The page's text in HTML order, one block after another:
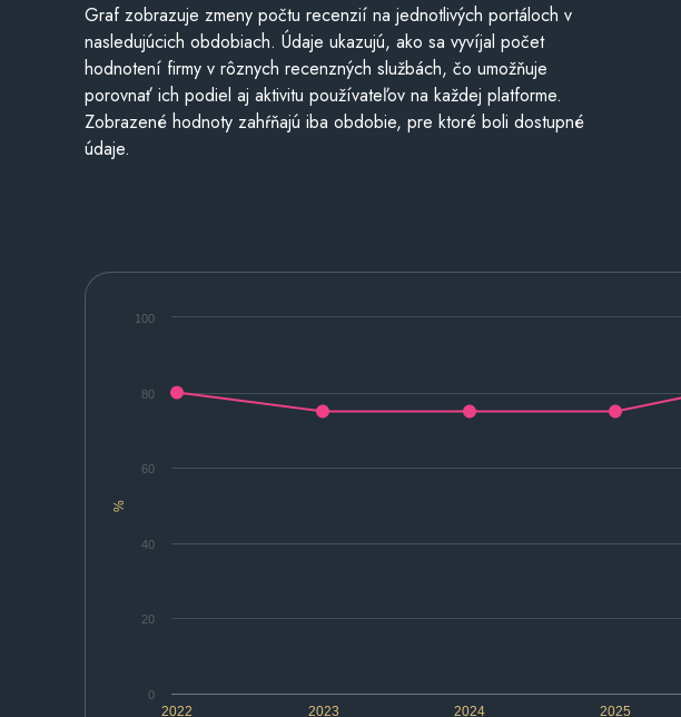
Graf zobrazuje zmeny počtu recenzií na jednotlivých portáloch v
nasledujúcich obdobiach. Údaje ukazujú, ako sa vyvíjal počet
hodnotení firmy v rôznych recenzných službách, čo umožňuje
porovnať ich podiel aj aktivitu používateľov na každej platforme.
Zobrazené hodnoty zahŕňajú iba obdobie, pre ktoré boli dostupné
údaje.
%
2022 2023 2024 2025
0
20
40
60
80
100